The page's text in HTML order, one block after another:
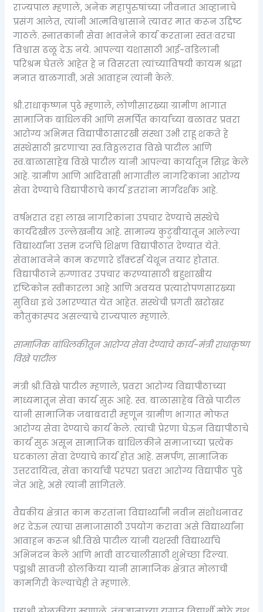
राज्यपाल म्हणाले, अनेक महापुरुषांच्या जीवनात आव्हानाचे
प्रसंग आलेत, त्यांनी आत्मविश्वासाने त्यावर मात करून उद्दिष्ट
गाठले. स्नातकांनी सेवा भावनेने कार्य करताना स्वतःवरचा
विश्वास ढळू देऊ नये. आपल्या यशासाठी आई-वडिलांनी
परिश्रम घेतले आहेत हे न विसरता त्यांच्याविषयी कायम श्रद्धा
मनात बाळगावी, असे आवाहन त्यांनी केले.
श्री.राधाकृष्णन पुढे म्हणाले, लोणीसारख्या ग्रामीण भागात
सामाजिक बांधिलकी आणि समर्पित कार्याच्या बळावर प्रवरा
आरोग्य अभिमत विद्यापीठासारखी संस्था उभी राहू शकते हे
संस्थेसाठी झटणाऱ्या स्व.विठ्ठलराव विखे पाटील आणि
स्व.बाळासाहेब विखे पाटील यांनी आपल्या कार्यातून सिद्ध केले
आहे. ग्रामीण आणि आदिवासी भागातील नागरिकांना आरोग्य
सेवा देण्याचे विद्यापीठाचे कार्य इतरांना मार्गदर्शक आहे.
वर्षभरात दहा लाख नागरिकांना उपचार देण्याचे संस्थेचे
कार्यदेखील उल्लेखनीय आहे. सामान्य कुटुंबीयातून आलेल्या
विद्यार्थ्यांना उत्तम दर्जाचे शिक्षण विद्यापीठात देण्यात येते.
सेवाभावनेने काम करणारे डॉक्टर्स येथून तयार होतात.
विद्यापीठाने रुग्णावर उपचार करण्यासाठी बहुशाखीय
दृष्टिकोन स्वीकारला आहे आणि अवयव प्रत्यारोपणसारख्या
सुविधा इथे उभारण्यात येत आहेत. संस्थेची प्रगती खरोखर
कौतुकास्पद असल्याचे राज्यपाल म्हणाले.
सामाजिक बांधिलकीतून आरोग्य सेवा देण्याचे कार्य-मंत्री राधाकृष्ण
विखे पाटील
मंत्री श्री.विखे पाटील म्हणाले, प्रवरा आरोग्य विद्यापीठाच्या
माध्यमातून सेवा कार्य सुरू आहे. स्व. बाळासाहेब विखे पाटील
यांनी सामाजिक जबाबदारी म्हणून ग्रामीण भागात मोफत
आरोग्य सेवा देण्याचे कार्य केले. त्यांची प्रेरणा घेऊन विद्यापीठाचे
कार्य सुरू असून सामाजिक बांधिलकीने समाजाच्या प्रत्येक
घटकाला सेवा देण्याचे कार्य होत आहे. समर्पण, सामाजिक
उत्तरदायित्व, सेवा कार्याची परंपरा प्रवरा आरोग्य विद्यापीठ पुढे
नेत आहे, असे त्यांनी सांगितले.
वैद्यकीय क्षेत्रात काम करतांना विद्यार्थ्यांनी नवीन संशोधनावर
भर देऊन त्याचा समाजासाठी उपयोग करावा असे विद्यार्थ्यांना
आवाहन करून श्री.विखे पाटील यांनी यशस्वी विद्यार्थ्यांचे
अभिनंदन केले आणि भावी वाटचालीसाठी शुभेच्छा दिल्या.
पद्मश्री सावजी ढोलकिया यांनी सामाजिक क्षेत्रात मोलाची
कामगिरी केल्याचेही ते म्हणाले.